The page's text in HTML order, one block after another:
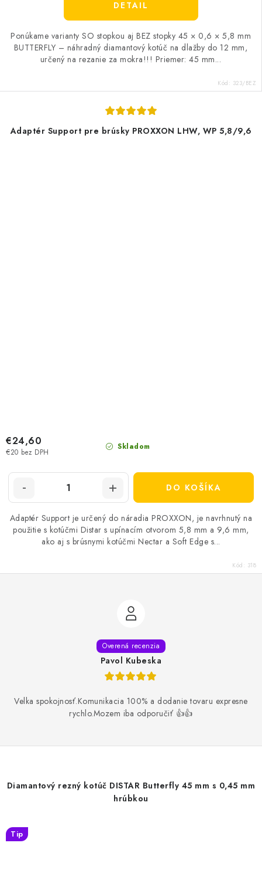
DETAIL
Ponúkame varianty SO stopkou aj BEZ stopky 45 × 0,6 × 5,8 mm
BUTTERFLY – náhradný diamantový kotúč na dlažby do 12 mm,
určený na rezanie za mokra!!! Priemer: 45 mm...
Kód: 323/BEZ
Adaptér Support pre brúsky PROXXON LHW, WP 5,8/9,6
Skladom
€20 bez DPH
€24,60
DO KOŠÍKA
Adaptér Support je určený do náradia PROXXON, je navrhnutý na
použitie s kotúčmi Distar s upínacím otvorom 5,8 mm a 9,6 mm,
ako aj s brúsnymi kotúčmi Nectar a Soft Edge s...
Kód: 318
Pavol Kubeska
Velka spokojnosť.Komunikacia 100% a dodanie tovaru expresne
rychlo.Mozem iba odporučiť 👍👍
Diamantový rezný kotúč DISTAR Butterfly 45 mm s 0,45 mm
hrúbkou
Tip